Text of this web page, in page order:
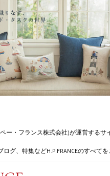
ペー・フランス株式会社)が運営するサ
グ、特集などH.P.FRANCEのすべてを